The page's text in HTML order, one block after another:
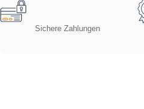
Sichere Zahlungen